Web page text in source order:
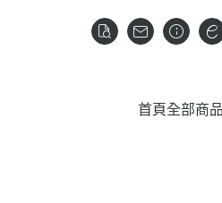
首頁全部商品